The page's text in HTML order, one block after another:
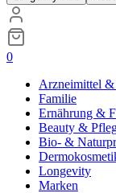
0
Arzneimittel &
Familie
Ernährung &
Beauty &
Bio- &
Longevity
Marken